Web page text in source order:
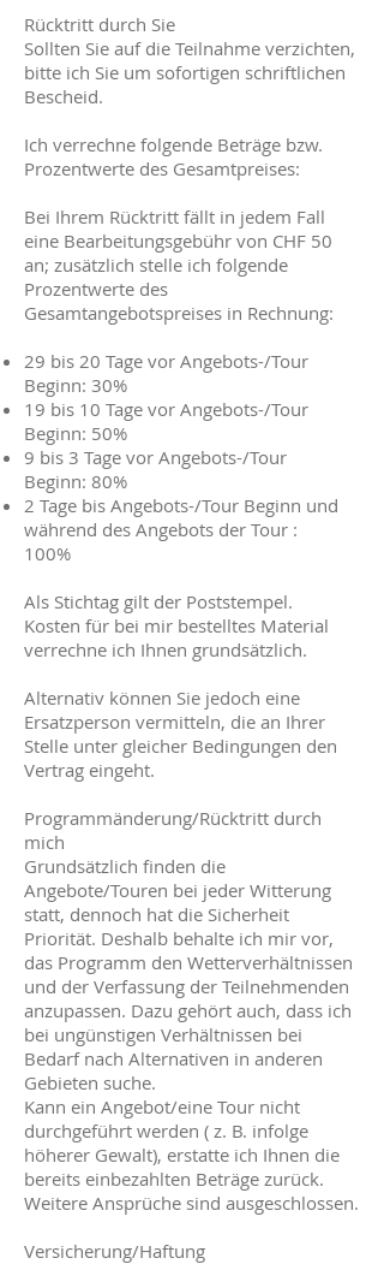
Rücktritt durch Sie
Sollten Sie auf die Teilnahme verzichten,
bitte ich Sie um sofortigen schriftlichen
Bescheid.
Ich verrechne folgende Beträge bzw.
Prozentwerte des Gesamtpreises:
Bei Ihrem Rücktritt fällt in jedem Fall
eine Bearbeitungsgebühr von CHF 50
an; zusätzlich stelle ich folgende
Prozentwerte des
Gesamtangebotspreises in Rechnung:
29 bis 20 Tage vor Angebots-/Tour
Beginn: 30%
19 bis 10 Tage vor Angebots-/Tour
Beginn: 50%
9 bis 3 Tage vor Angebots-/Tour
Beginn: 80%
2 Tage bis Angebots-/Tour Beginn und
während des Angebots der Tour :
100%
Als Stichtag gilt der Poststempel.
Kosten für bei mir bestelltes Material
verrechne ich Ihnen grundsätzlich.
Alternativ können Sie jedoch eine
Ersatzperson vermitteln, die an Ihrer
Stelle unter gleicher Bedingungen den
Vertrag eingeht.
Programmänderung/Rücktritt durch
mich
Grundsätzlich finden die
Angebote/Touren bei jeder Witterung
statt, dennoch hat die Sicherheit
Priorität. Deshalb behalte ich mir vor,
das Programm den Wetterverhältnissen
und der Verfassung der Teilnehmenden
anzupassen. Dazu gehört auch, dass ich
bei ungünstigen Verhältnissen bei
Bedarf nach Alternativen in anderen
Gebieten suche.
Kann ein Angebot/eine Tour nicht
durchgeführt werden ( z. B. infolge
höherer Gewalt), erstatte ich Ihnen die
bereits einbezahlten Beträge zurück.
Weitere Ansprüche sind ausgeschlossen.
Versicherung/Haftung